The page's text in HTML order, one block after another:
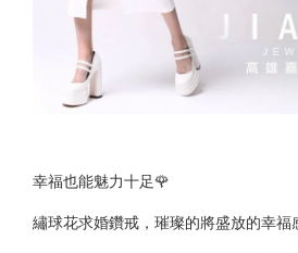
幸福也能魅力十足🌹
繡球花求婚鑽戒，璀璨的將盛放的幸福